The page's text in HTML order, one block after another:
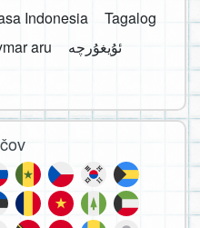
Indonesia
Tagalog
aru